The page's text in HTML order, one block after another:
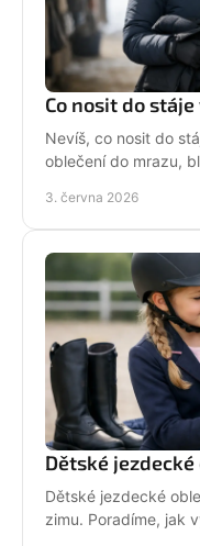
Co nosit do
Nevíš, co nosit do
oblečení do mrazu,
3. června 2026
Dětské
Dětské jezdecké
zimu. Poradíme, jak